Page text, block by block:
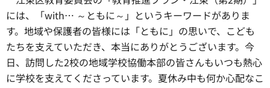
には、「with… ～ともに～」というキーワードがありま
す。地域や保護者の皆様には「ともに」の思いで、こども
たちを支えていただき、本当にありがとうございます。今
日、訪問した2校の地域学校協働本部の皆さんもいつも熱心
に学校を支えてくださっています。夏休み中も何か心配なこ